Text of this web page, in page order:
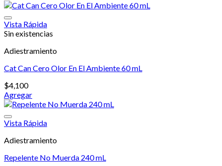
Cat
240
cantidad
Vista Rápida
Sin existencias
Adiestramiento
Cat Can Cero Olor En El Ambiente 60 mL
$4,100
Agregar
Vista Rápida
Adiestramiento
Repelente No Muerda 240 mL